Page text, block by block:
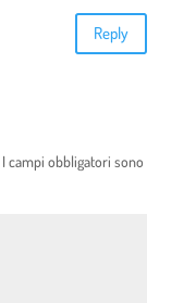
Reply
I campi obbligatori sono